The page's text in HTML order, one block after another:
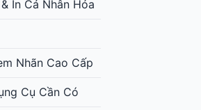
In Cá Nhân Hóa
Nhãn Cao Cấp
Cụ Cần Có